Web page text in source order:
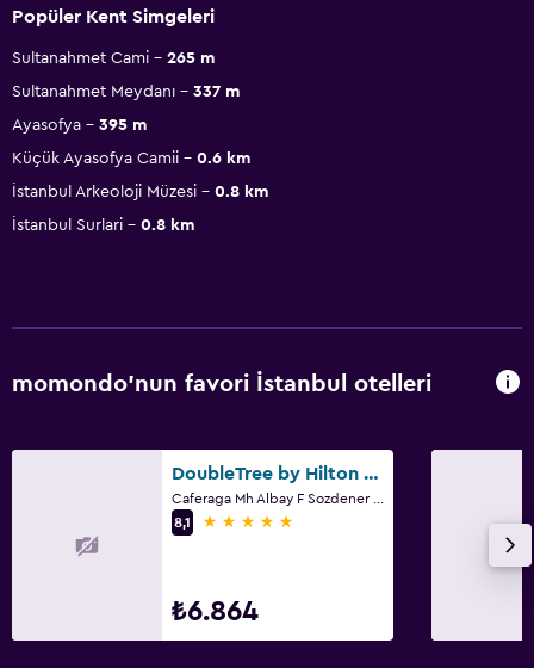
Popüler Kent Simgeleri
Sultanahmet Cami
265 m
Sultanahmet Meydanı
337 m
Ayasofya
395 m
Küçük Ayasofya Camii
0.6 km
İstanbul Arkeoloji Müzesi
0.8 km
İstanbul Surlari
0.8 km
momondo'nun favori İstanbul otelleri
DoubleTree by Hilton Istanbul - Moda
8,1
5 yıldız
₺6.864